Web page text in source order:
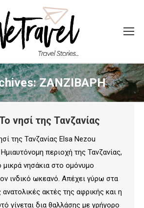
ΖΑΝΖΙΒΑΡΗ
νησί της Τανζανίας
της Τανζανίας Elsa Nezou
περιοχή της Τανζανίας,
μικρά νησάκια στο ομόνυμο
ινδικό ωκεανό. Απέχει γύρω στα
ανατολικές ακτές της αφρικής και η
γίνεται δια θαλλάσης με γρήγορο